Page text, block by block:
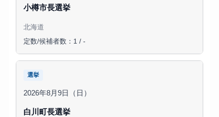
小樽市長選挙
北海道
定数/候補者数：1 / -
選挙
2026年8月9日（日）
白川町長選挙